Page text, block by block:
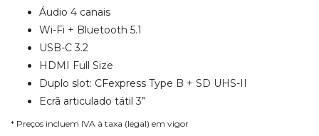
Áudio 4 canais
Wi-Fi + Bluetooth 5.1
USB-C 3.2
HDMI Full Size
Duplo slot: CFexpress Type B + SD UHS-II
Ecrã articulado tátil 3”
* Preços incluem IVA à taxa (legal) em vigor